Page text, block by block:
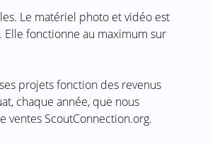
Le matériel photo et vidéo est
fonctionne au maximum sur
projets fonction des revenus
chaque année, que nous
ventes ScoutConnection.org.